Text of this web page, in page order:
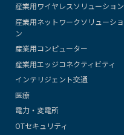
産業用ワイヤレスソリューション
産業用ネットワークソリューショ
ン
産業用コンピューター
産業用エッジコネクティビティ
インテリジェント交通
医療
電力・変電所
OTセキュリティ